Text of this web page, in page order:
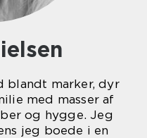
blandt marker, dyr
med masser af
og hygge. Jeg
jeg boede i en